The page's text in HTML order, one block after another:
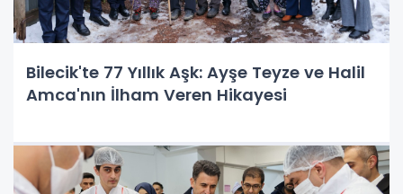
Bilecik'te 77 Yıllık Aşk: Ayşe Teyze ve Halil
Amca'nın İlham Veren Hikayesi